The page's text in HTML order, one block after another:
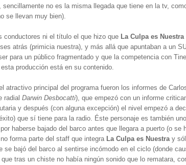
sencillamente no es la misma llegada que tiene en la tv,
se llevan muy bien).
conductores ni el título el que hizo que La Culpa es Nuestra
atrás (primicia nuestra), y más allá que apuntaban a un
para un público fragmentado y que la competencia con
producción está en su contenido.
atractivo principal del programa fueron los informes de
radial Darwin Desbocatti), que empezó con un informe
y después (con alguna excepción) el nivel empezó a
que sí tiene para la radio. Éste personaje es también
haberse bajado del barco antes que llegara a puerto (o se
forma parte del staff que integra La Culpa es Nuestray
se bajó del barco al sentirse incómodo en el ciclo (donde
tras un chiste no había ningún sonido que lo rematara,